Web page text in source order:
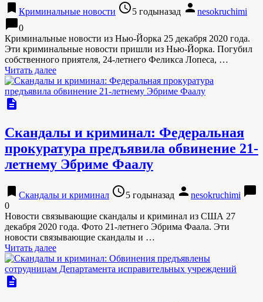
bookmark Криминальные новости access_time5 годыназад person nesokruchimi
chat_bubble0
Криминальные новости из Нью-Йорка 25 декабря 2020 года.
Эти криминальные новости пришли из Нью-Йорка. Погубил
собственного приятеля, 24-летнего Феликса Лопеса, …
Читать далее
description
Скандалы и криминал: Федеральная
прокуратура предъявила обвинение 21-
летнему Эбриме Фаалу
bookmark Скандалы и криминал access_time5 годыназад person nesokruchimi chat_bubble
0
Новости связывающие скандалы и криминал из США 27
декабря 2020 года. Фото 21-летнего Эбрима Фаала. Эти
новости связывающие скандалы и …
Читать далее
description